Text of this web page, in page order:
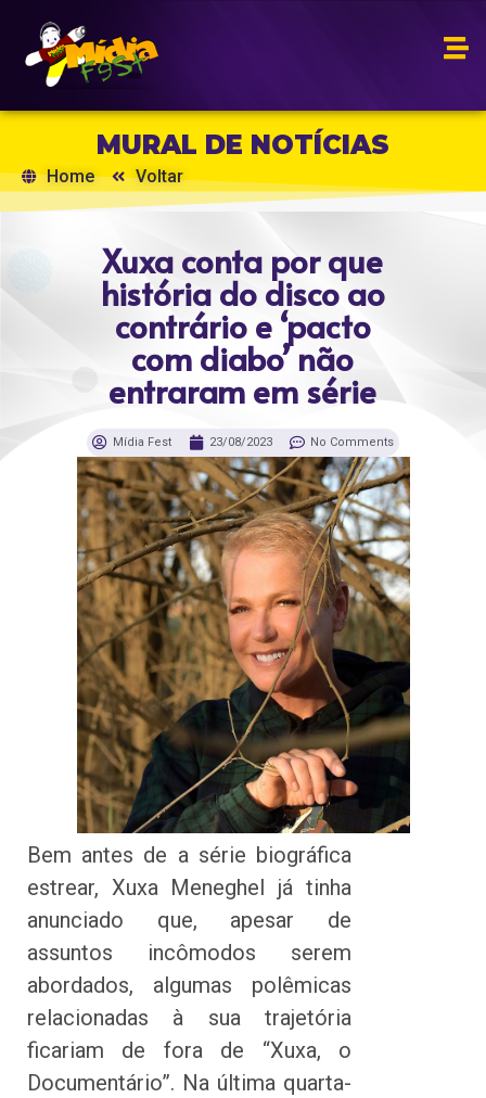
MURAL DE NOTÍCIAS
Home Voltar
Xuxa conta por que
história do disco ao
contrário e ‘pacto
com diabo’ não
entraram em série
Mídia Fest 23/08/2023 No Comments
Bem antes de a série biográfica
estrear, Xuxa Meneghel já tinha
anunciado que, apesar de
assuntos incômodos serem
abordados, algumas polêmicas
relacionadas à sua trajetória
ficariam de fora de “Xuxa, o
Documentário”. Na última quarta-